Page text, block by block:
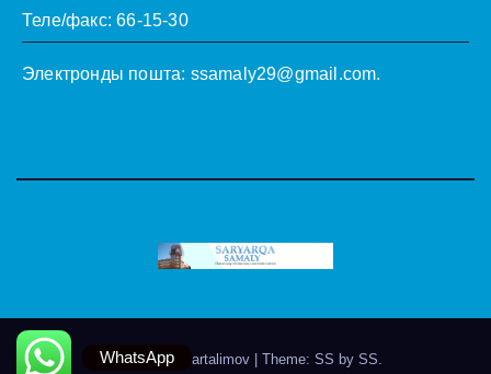
Теле/факс: 66-15-30
Электронды пошта: ssamaly29@gmail.com.
Theme by @artalimov Theme: SS by SS.
WhatsApp